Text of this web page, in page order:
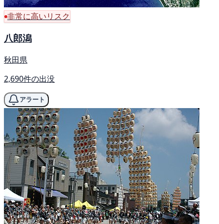
非常に高いリスク
八郎潟
秋田県
2,690件の出没
アラート